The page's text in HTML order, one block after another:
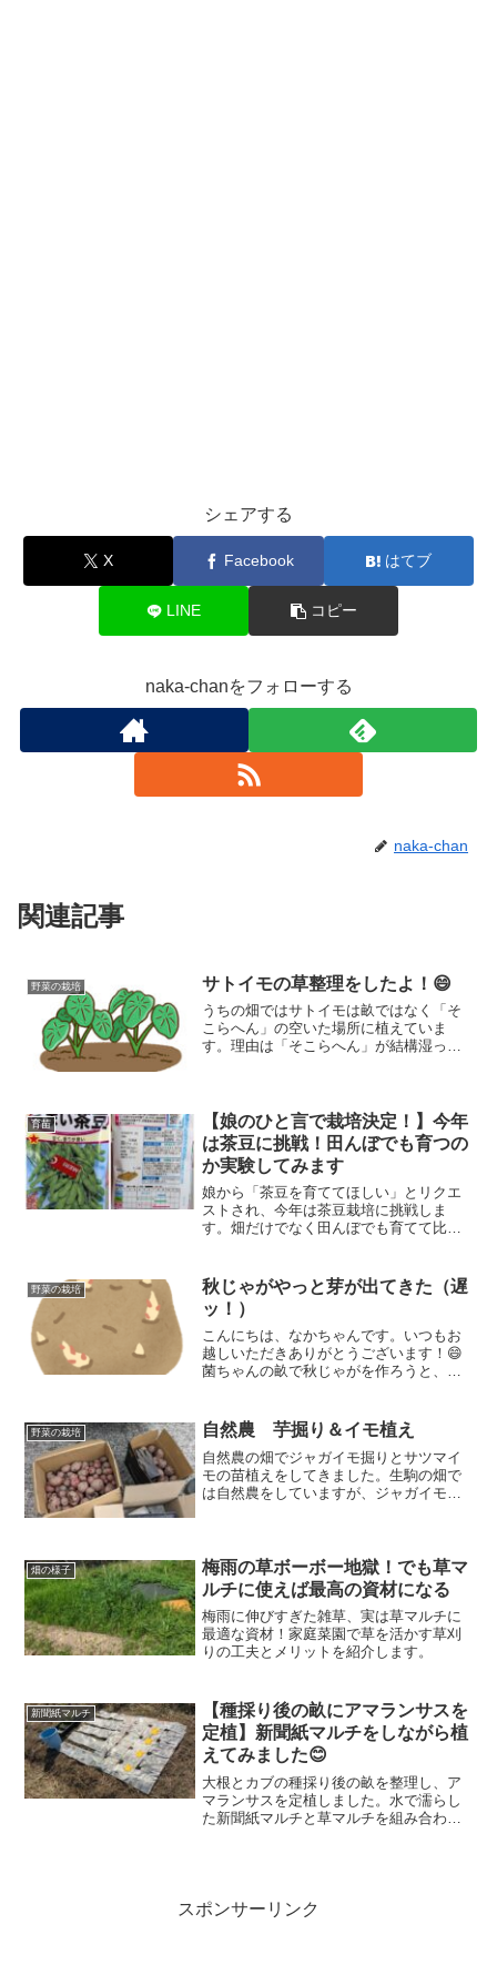
シェアする
X Facebook はてブ
LINE コピー
naka-chanをフォローする
naka-chan
関連記事
野菜の栽培 サトイモの草整理をしたよ！😄
うちの畑ではサトイモは畝ではなく「そ
こらへん」の空いた場所に植えていま
す。理由は「そこらへん」が結構湿った
しますよ。
育苗
【娘のひと言で栽培決定！】今年
は茶豆に挑戦！田んぼでも育つの
か実験してみます
娘から「茶豆を育ててほしい」とリクエ
ストされ、今年は茶豆栽培に挑戦しま
す。畑だけでなく田んぼでも育てて比較
野菜の栽培
秋じゃがやっと芽が出てきた（遅
ッ！）
こんにちは、なかちゃんです。いつもお
越しいただきありがとうございます！😄
菌ちゃんの畝で秋じゃがを作ろうと、置
あまり状況が良くなさそう。では、行っ
てみましょう！菌ちゃん農...
野菜の栽培 自然農 芋掘り＆イモ植え
自然農の畑でジャガイモ掘りとサツマイ
モの苗植えをしてきました。生駒の畑で
は自然農をしていますが、ジャガイモの
「自然農なのにビニールマルチって！」
という方もいらっしゃるかもしれません
が、この一角だけそのようにしているの
で温かい目で見守ってくださいね！
畑の様子
梅雨の草ボーボー地獄！でも草マ
ルチに使えば最高の資材になる
梅雨に伸びすぎた雑草、実は草マルチに
最適な資材！家庭菜園で草を活かす草刈
りの工夫とメリットを紹介します。
新聞紙マルチ
【種採り後の畝にアマランサスを
定植】新聞紙マルチをしながら植
えてみました😊
大根とカブの種採り後の畝を整理し、ア
マランサスを定植しました。水で濡らし
た新聞紙マルチと草マルチを組み合わ
スポンサーリンク